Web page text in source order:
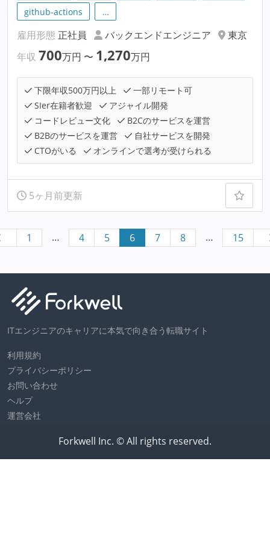
github-actions
…
雇用形態 正社員 バックエンドエンジニア
東京
年収 700万円 〜 1,270万円
下限年収500万円以上
一部リモート可
SIer在籍者歓迎
アジャイル開発
コードレビュー文化
B2Cのサービスを運営
B2Bのサービスを運営
自社サービスを開発
CTOがいる
オンラインで選考が受けられる
5ヶ月前更新
1 … 4 5 6 7 8 … 15
ITエンジニアのキャリアに本気で向き合う転職サイト
利用規約
プライバシーポリシー
お問い合わせ
ヘルプ
運営会社
Forkwell Inc. © All rights reserved.